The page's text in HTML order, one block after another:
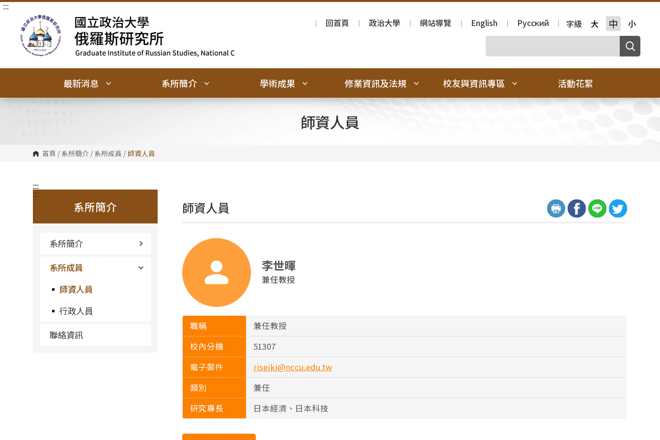
跳
:::
回首頁
政治大學 網站導覽 English Русский 字級 大 中 小
最新消息 系所簡介 學術成果 修業資訊及法規 校友與資訊專區 活動花絮
師資人員
首頁 / 系所簡介 / 系所成員 / 師資人員
:::
系所簡介
系所簡介
系所成員
師資人員
行政人員
聯絡資訊
:::
師資人員
李世暉
兼任教授
職稱
兼任教授
校內分機
51307
電子郵件
riseiki@nccu.edu.tw
類別
兼任
研究專長
日本經濟、日本科技